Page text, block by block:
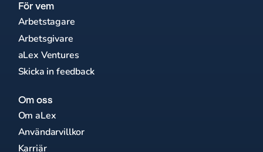
För vem
Arbetstagare
Arbetsgivare
aLex Ventures
Skicka in feedback
Om oss
Om aLex
Användarvillkor
Karriär